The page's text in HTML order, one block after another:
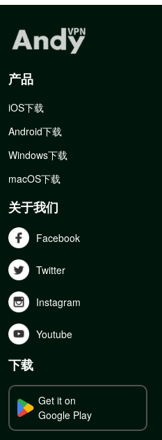
产品
iOS下载
Android下载
Windows下载
macOS下载
关于我们
Facebook
Twitter
Instagram
Youtube
下载
Get it on
Google Play